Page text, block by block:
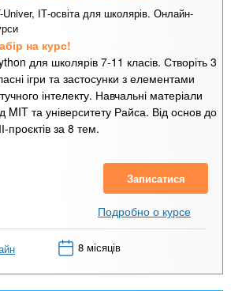
Univer, ІТ-освіта для школярів. Онлайн-
на курс!
для школярів 7-11 класів. Створіть 3
ігри та застосунки з елементами
інтелекту. Навчальні матеріали
MIT та університету Райса. Від основ до
проєктів за 8 тем.
Записатися
Подробно о курсе
8 місяців